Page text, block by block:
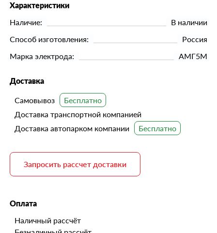
Характеристики
Наличие:
В наличии
Способ изготовления:
Россия
Марка электрода:
АМГ5М
Доставка
Самовывоз
Доставка транспортной компанией
Доставка автопарком компании
Запросить рассчет доставки
Оплата
Наличный рассчёт